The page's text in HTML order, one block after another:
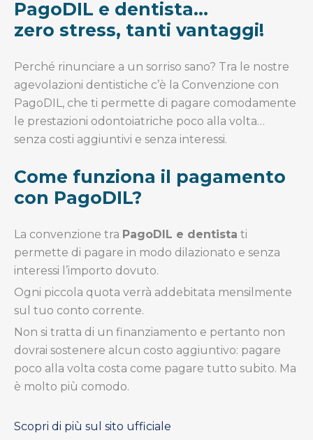
PagoDIL e dentista…
zero stress, tanti vantaggi!
Perché rinunciare a un sorriso sano? Tra le nostre
agevolazioni dentistiche c’è la Convenzione con
PagoDIL, che ti permette di pagare comodamente
le prestazioni odontoiatriche poco alla volta…
senza costi aggiuntivi e senza interessi.
Come funziona il pagamento
con PagoDIL?
La convenzione tra PagoDIL e dentista ti
permette di pagare in modo dilazionato e senza
interessi l’importo dovuto.
Ogni piccola quota verrà addebitata mensilmente
sul tuo conto corrente.
Non si tratta di un finanziamento e pertanto non
dovrai sostenere alcun costo aggiuntivo: pagare
poco alla volta costa come pagare tutto subito. Ma
è molto più comodo.
Scopri di più sul sito ufficiale